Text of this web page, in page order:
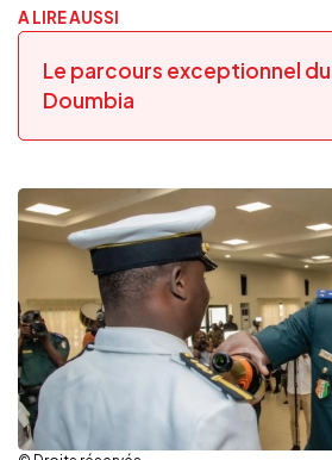
A LIRE AUSSI
Le parcours exceptionnel du
Doumbia